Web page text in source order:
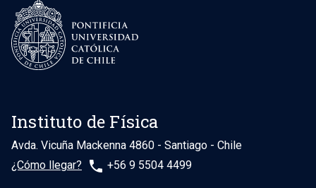
Instituto de Física
Avda. Vicuña Mackenna 4860 - Santiago - Chile
¿Cómo llegar?
phone +56 9 5504 4499